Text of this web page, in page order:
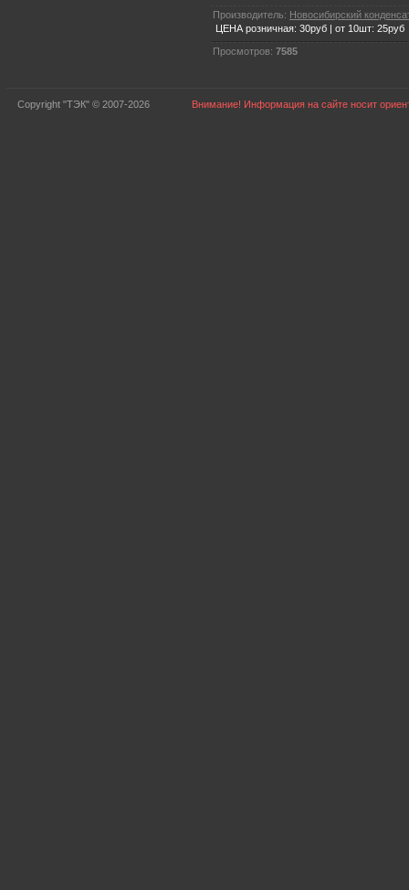
Производитель: Новосибирский
ЦЕНА розничная: 30руб | от 10шт: 25руб
Просмотров: 7585
Copyright "ТЭК" © 2007-2026 Внимание! Информация на сайте носит